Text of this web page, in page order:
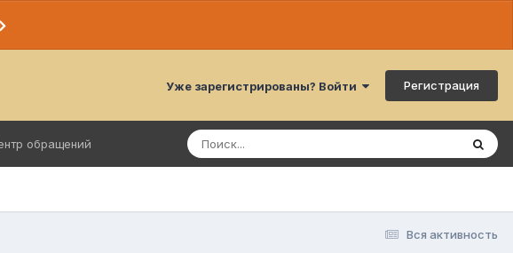
Уже зарегистрированы? Войти Регистрация
обращений
Вся активность